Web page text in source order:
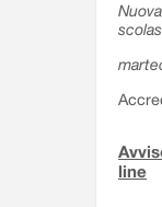
line